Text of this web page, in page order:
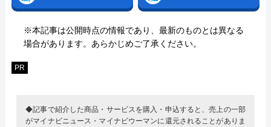
※本記事は公開時点の情報であり、最新のものとは異なる
場合があります。あらかじめご了承ください。
PR
◆記事で紹介した商品・サービスを購入・申込すると、売上の一部
がマイナビニュース・マイナビウーマンに還元されることがありま